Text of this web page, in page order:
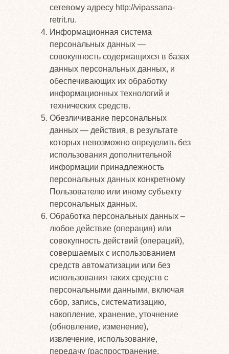
сетевому адресу http://vipassana-
retrit.ru.
Информационная система
персональных данных —
совокупность содержащихся в базах
данных персональных данных, и
обеспечивающих их обработку
информационных технологий и
технических средств.
Обезличивание персональных
данных — действия, в результате
которых невозможно определить без
использования дополнительной
информации принадлежность
персональных данных конкретному
Пользователю или иному субъекту
персональных данных.
Обработка персональных данных –
любое действие (операция) или
совокупность действий (операций),
совершаемых с использованием
средств автоматизации или без
использования таких средств с
персональными данными, включая
сбор, запись, систематизацию,
накопление, хранение, уточнение
(обновление, изменение),
извлечение, использование,
передачу (распространение,